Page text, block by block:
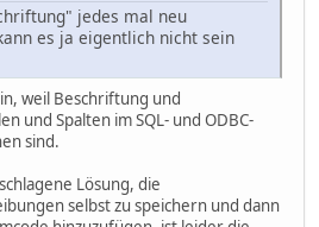
jedes mal neu
es ja eigentlich nicht sein
weil Beschriftung und
und Spalten im SQL- und ODBC-
sind.
Lösung, die
selbst zu speichern und dann